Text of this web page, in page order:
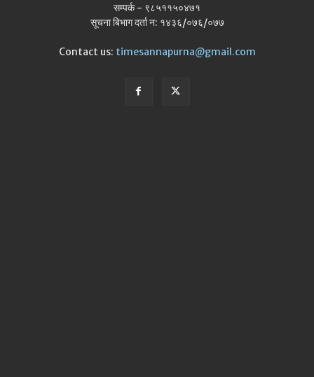
सम्पर्क - ९८५११५०४७१
सूचना बिभाग दर्ता न: १४३६/०७६/०७७
Contact us: timesannapurna@gmail.com